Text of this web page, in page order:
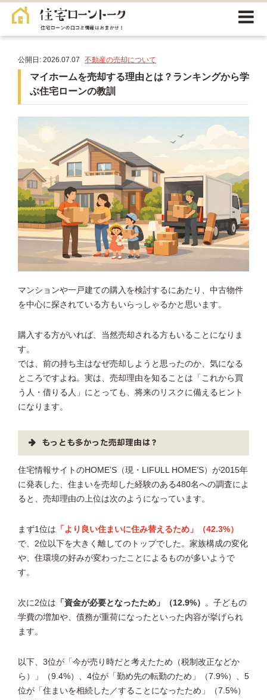
公開日: 2026.07.07 不動産の売却について
マイホームを売却する理由とは？ランキングから学
ぶ住宅ローンの教訓
マンションや一戸建ての購入を検討するにあたり、中古物件
を中心に探されている方もいらっしゃるかと思います。
購入する方がいれば、当然売却される方もいることになりま
す。
では、前の持ち主はなぜ売却しようと思ったのか、気になる
ところですよね。実は、売却理由を知ることは「これから買
う人・借りる人」にとっても、将来のリスクに備えるヒント
になります。
もっとも多かった売却理由は？
住宅情報サイトのHOME’S（現・LIFULL HOME’S）が2015年
に発表した、住まいを売却した経験のある480名への調査によ
ると、売却理由の上位は次のようになっています。
まず1位は 「より良い住まいに住み替えるため」（42.3%）
で、2位以下を大きく離してのトップでした。家族構成の変化
や、住環境の好みが変わったことによるものが多いようで
す。
次に2位は 「資金が必要となったため」（12.9%） 。子どもの
学費の増加や、債務が重荷になったといった内容が挙げられ
ます。
以下、3位が「今が売り時だと考えたため（税制改正などか
ら）」（9.4%）、4位が「勤め先の転勤のため」（7.9%）、5
位が「住まいを相続した／することになったため」（7.5%）